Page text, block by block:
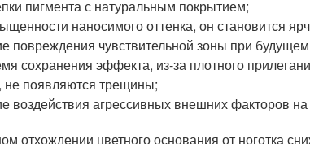
пигмента с натуральным покрытием;
наносимого оттенка, он становится
повреждения чувствительной зоны при
сохранения эффекта, из-за плотного
не появляются трещины;
воздействия агрессивных внешних факторов на
отхождении цветного основания от ноготка